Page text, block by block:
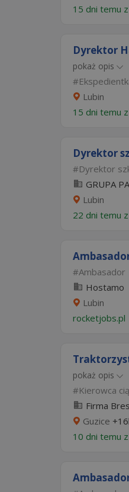
15 dni temu z
Dyrektor
pokaż opis
Lubin
15 dni temu z
Dyrektor
Dyrektor
GRUPA
Lubin
22 dni temu z
Ambasador
Hostamo
Lubin
rocketjobs.pl
pokaż opis
Kierowca
Firma
Guzice
10 dni temu z